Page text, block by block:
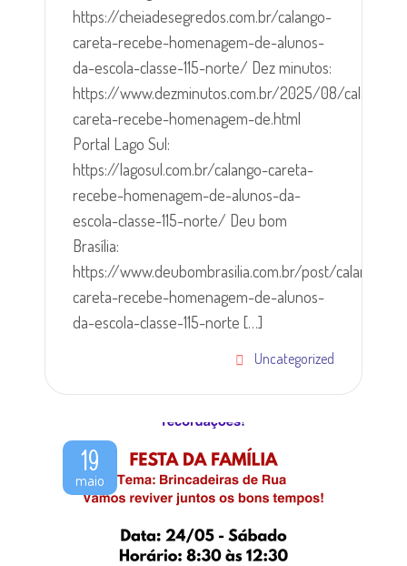
https://cheiadesegredos.com.br/calango-
careta-recebe-homenagem-de-alunos-
da-escola-classe-115-norte/ Dez minutos:
https://www.dezminutos.com.br/2025/08/calango-
careta-recebe-homenagem-de.html
Portal Lago Sul:
https://lagosul.com.br/calango-careta-
recebe-homenagem-de-alunos-da-
escola-classe-115-norte/ Deu bom
Brasília:
https://www.deubombrasilia.com.br/post/calango-
careta-recebe-homenagem-de-alunos-
da-escola-classe-115-norte […]
Uncategorized
19
maio